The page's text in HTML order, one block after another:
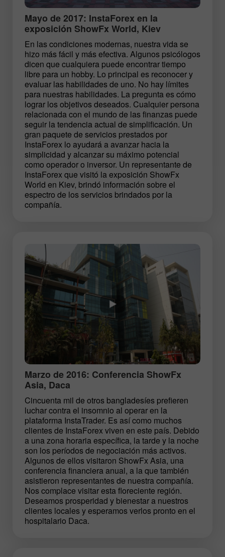
Mayo de 2017: InstaForex en la
exposición ShowFx World, Kiev
En las condiciones modernas, nuestra vida se
hizo más fácil y más efectiva. Algunos psicólogos
dicen que cualquiera puede encontrar tiempo
libre para un hobby. Lo principal es reconocer y
evaluar las habilidades de uno. No hay límites
para nuestras habilidades. La pregunta es cómo
lograr los objetivos deseados. Cualquier persona
relacionada con el mundo de las finanzas puede
seguir la tendencia actual de simplificación. Un
gran paquete de servicios prestados por
InstaForex lo ayudará a avanzar hacia la
simplicidad y alcanzar su máximo potencial
como operador o inversor. Un representante de
InstaForex que visitó la exposición ShowFx
World en Kiev, brindó información sobre el
espectro de los servicios brindados por la
compañía.
Marzo de 2016: Conferencia ShowFx
Asia, Daca
Cincuenta mil de otros bangladesíes prefieren
luchar contra el insomnio al operar en la
plataforma InstaTrader. Es así como muchos
clientes de InstaForex viven en este país. Debido
a una zona horaria específica, la tarde y la noche
son los períodos de negociación más activos.
Algunos de ellos visitaron ShowFx Asia, una
conferencia financiera anual, a la que también
asistieron representantes de nuestra compañía.
Nos complace visitar esta floreciente región.
Deseamos prosperidad y bienestar a nuestros
clientes locales y esperamos verlos pronto en el
hospitalario Daca.